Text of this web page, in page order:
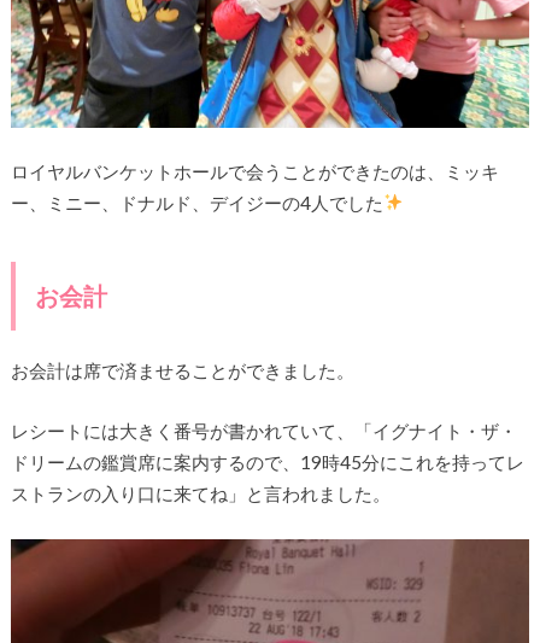
ロイヤルバンケットホールで会うことができたのは、ミッキ
ー、ミニー、ドナルド、デイジーの4人でした
お会計
お会計は席で済ませることができました。
レシートには大きく番号が書かれていて、「イグナイト・ザ・
ドリームの鑑賞席に案内するので、19時45分にこれを持ってレ
ストランの入り口に来てね」と言われました。